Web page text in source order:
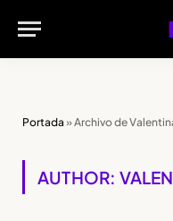
Portada »Archivo de
AUTHOR: